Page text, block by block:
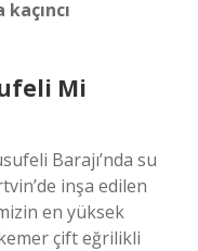
Mi
Barajı’nda su
inşa edilen
en yüksek
çift eğrilikli